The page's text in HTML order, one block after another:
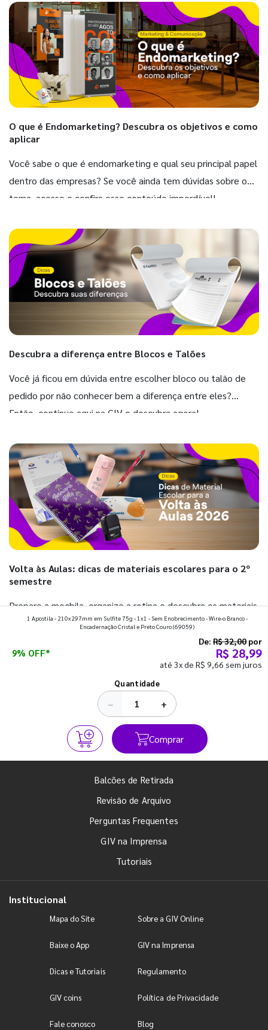
O que é Endomarketing? Descubra os objetivos e como
aplicar
Você sabe o que é endomarketing e qual seu principal papel
dentro das empresas? Se você ainda tem dúvidas sobre o
tema, acesse e confira esse conteúdo imperdível!
Descubra a diferença entre Blocos e Talões
Você já ficou em dúvida entre escolher bloco ou talão de
pedido por não conhecer bem a diferença entre eles?
Então, continue aqui na GIV e descubra agora!
Volta às Aulas: dicas de materiais escolares para o 2º
semestre
Prepare a mochila, organize a rotina e descubra os materiais
que fazem toda diferença para começar o segundo
1 Apostila - 210x297mm em Sulfite 75g - 1x1 - Sem Enobrecimento - Wire-o Branco -
Encadernação Cristal e Preto Couro(69059)
9% OFF*
De: R$ 32,00 por
R$ 28,99
até 3x de R$ 9,66 sem juros
Quantidade
− +
Comprar
Balcões de Retirada
Revisão de Arquivo
Perguntas Frequentes
GIV na Imprensa
Tutoriais
Institucional
Mapa do Site Sobre a GIV Online
Baixe o App GIV na Imprensa
Dicas e Tutoriais Regulamento
GIV coins Política de Privacidade
Fale conosco Blog